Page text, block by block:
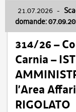
21.07.2026 -
domande:
314/26 –
Carnia –
l’Area
RIGOLATO